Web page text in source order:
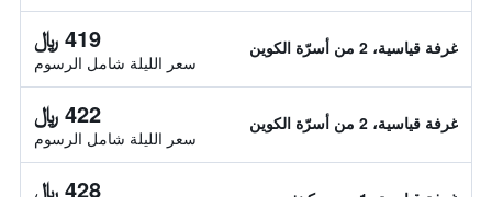
غرفة قياسية، 2 من أسرّة الكوين 419 ﷼
سعر الليلة شامل الرسوم
غرفة قياسية، 2 من أسرّة الكوين 422 ﷼
سعر الليلة شامل الرسوم
428 ﷼